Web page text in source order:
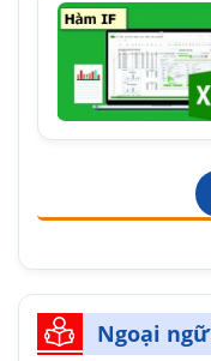
Ngoại ngữ